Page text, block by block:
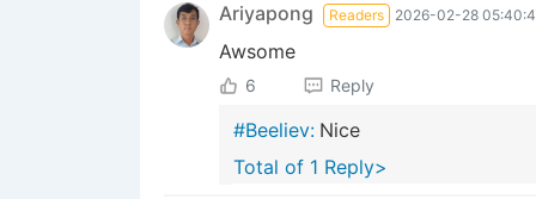
Ariyapong Readers 2026-02-28
Awsome
6 Reply
#Beeliev: Nice
Total of 1 Reply>